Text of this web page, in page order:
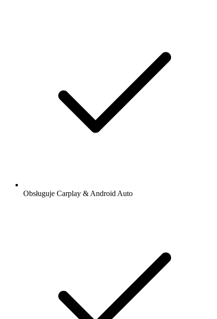
Obsługuje Carplay & Android Auto